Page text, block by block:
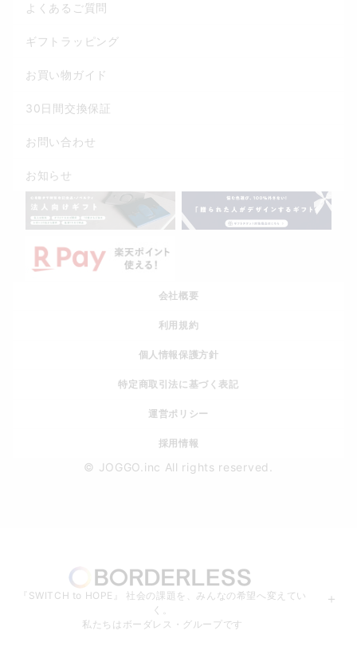
よくあるご質問
ギフトラッピング
お買い物ガイド
30日間交換保証
お問い合わせ
お知らせ
会社概要
利用規約
個人情報保護方針
特定商取引法に基づく表記
運営ポリシー
採用情報
© JOGGO.inc All rights reserved.
『SWITCH to HOPE』 社会の課題を、みんなの希望へ変えてい
く。
私たちはボーダレス・グループです
＋